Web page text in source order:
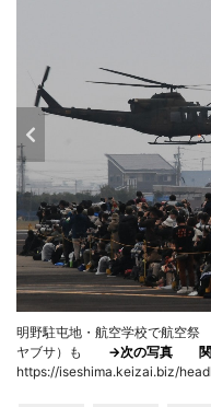
明野駐屯地・航空学校で航空
ヤブサ）も →次の写真
https://iseshima.keizai.biz/